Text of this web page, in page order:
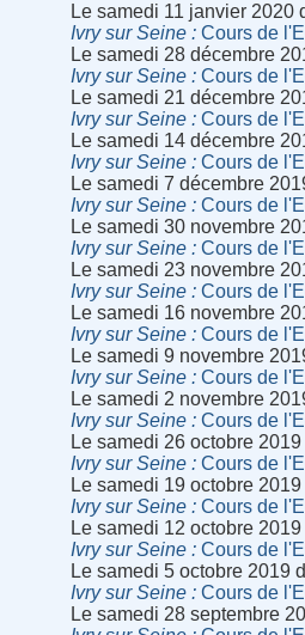
Le samedi 11 janvier 2020
Ivry sur Seine
Cours de
Le samedi 28 décembre
Ivry sur Seine
Cours de
Le samedi 21 décembre
Ivry sur Seine
Cours de
Le samedi 14 décembre
Ivry sur Seine
Cours de
Le samedi 7 décembre
Ivry sur Seine
Cours de
Le samedi 30 novembre
Ivry sur Seine
Cours de
Le samedi 23 novembre
Ivry sur Seine
Cours de
Le samedi 16 novembre
Ivry sur Seine
Cours de
Le samedi 9 novembre
Ivry sur Seine
Cours de
Le samedi 2 novembre
Ivry sur Seine
Cours de
Le samedi 26 octobre
Ivry sur Seine
Cours de
Le samedi 19 octobre
Ivry sur Seine
Cours de
Le samedi 12 octobre
Ivry sur Seine
Cours de
Le samedi 5 octobre 2019
Ivry sur Seine
Cours de
Le samedi 28 septembre